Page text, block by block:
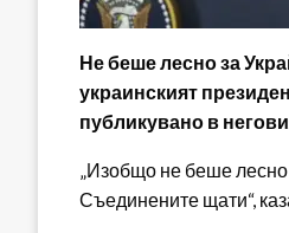
Не беше лесно за
украинският
публикувано в
„Изобщо не беше лесно
Съединените щати“,